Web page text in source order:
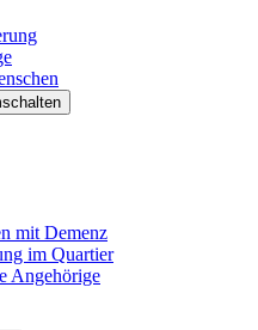
mit Demenz
im Quartier
Angehörige